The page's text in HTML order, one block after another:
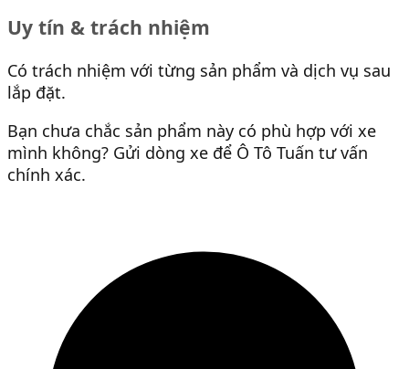
Uy tín & trách nhiệm
Có trách nhiệm với từng sản phẩm và dịch vụ sau
lắp đặt.
Bạn chưa chắc sản phẩm này có phù hợp với xe
mình không? Gửi dòng xe để Ô Tô Tuấn tư vấn
chính xác.